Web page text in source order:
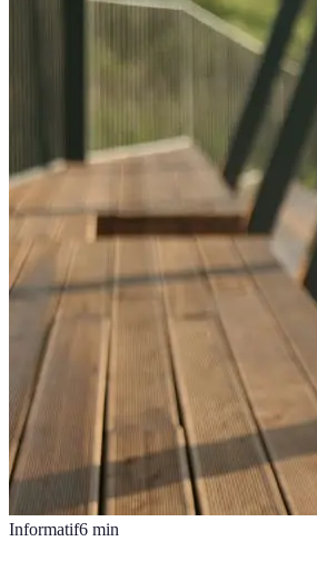
Informatif6 min